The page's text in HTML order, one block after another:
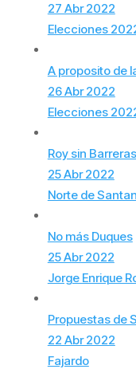
27 Abr 2022
Elecciones
A proposito de
26 Abr 2022
Elecciones
Roy sin Barreras
25 Abr 2022
Norte de
No más Duques
25 Abr 2022
Jorge Enrique
Propuestas de
22 Abr 2022
Fajardo